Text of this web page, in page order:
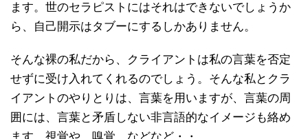
ます。世のセラピストにはそれはできないでしょうか
ら、自己開示はタブーにするしかありません。
そんな裸の私だから、クライアントは私の言葉を否定
せずに受け入れてくれるのでしょう。そんな私とクラ
イアントのやりとりは、言葉を用いますが、言葉の周
囲には、言葉と矛盾しない非言語的なイメージも絡め